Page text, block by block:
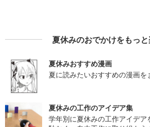
夏休みのおでかけをもっ
夏休みおすすめ漫画
夏に読みたいおすすめの漫画を
夏休みの工作のアイデア集
学年別に夏休みの工作アイデア